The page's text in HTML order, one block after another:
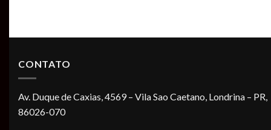
CONTATO
Av. Duque de Caxias, 4569 – Vila Sao Caetano, Londrina – PR,
86026-070